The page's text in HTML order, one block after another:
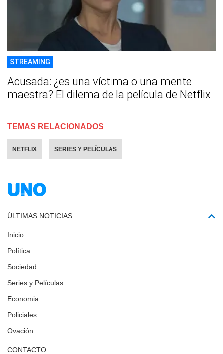
STREAMING
Acusada: ¿es una víctima o una mente
maestra? El dilema de la película de Netflix
TEMAS RELACIONADOS
NETFLIX SERIES Y PELÍCULAS
ÚLTIMAS NOTICIAS
Inicio
Política
Sociedad
Series y Películas
Economia
Policiales
Ovación
CONTACTO